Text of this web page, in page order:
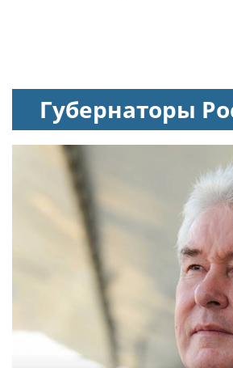
Губернаторы